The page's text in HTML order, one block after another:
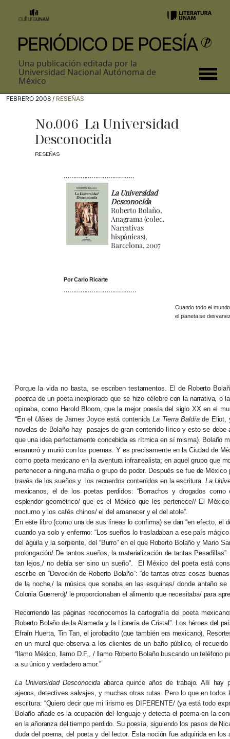
Una publicación editada por la
Universidad Nacional Autónoma de
México
FEBRERO 2008 / RESEÑAS
No.006_La Universidad
Desconocida
RESEÑAS
………………………………..
La Universidad
Desconocida
Roberto Bolaño,
Anagrama (colec.
Narrativas
hispánicas),
Barcelona, 2007
Por Carlo Ricarte
…………………………………
Cuando todo el
el planeta se
Porque la vida no basta, se escriben testamentos. El de Roberto
poeticade un poeta inexplorado que se hizo célebre con la narrativa, o
opinaba, como Harold Bloom, que la mejor poesía del siglo XX en el
“En el Ulises de James Joyce está contenidaLa Tierra Baldíade Eliot,
novelas de Bolaño hay pasajes de gran contenido lírico y esto se
que una idea perfectamente concebida es rítmica en sí misma). Bolaño
enamoró y murió con los poemas. Y es precisamente en la Ciudad de
como poeta mexicano en la aventura infrarrealista; en aquel grupo que
pertenecer a ninguna mafia o grupo de poder. Después se fue de
través de los sueños y los recuerdos contenidos en la escritura. La
mexicanos, el de los poetas perdidos: “Borrachos y drogados
esplendor geométrico/ que es el México que les pertenece// El
nocturno y los cafés chinos/ el del amanecer y el del atole”.
En este libro (como una de sus líneas lo confirma) se dan “en efecto, el
cuando ya solo y enfermo: “Los sueños lo trasladaban a ese país
del águila y la serpiente, del “Burro” en el que Roberto Bolaño y Mario
prolongación/ De tantos sueños, la materialización de tantas
tan lejos,/ no debía ser sino un sueño”. El México del poeta está
escribe en “Devoción de Roberto Bolaño”: “de tantas otras cosas
de la noche,/ la música que sonaba en las esquinas/ donde antaño
Colonia Guerrero)/ le proporcionaban el alimento que necesitaba/ para
Recorriendo las páginas reconocemos la cartografía del poeta
Roberto Bolaño de la Alameda y la Librería de Cristal”. Los héroes del
Efraín Huerta, Tin Tan, el jorobadito (que también era mexicano),
en un mural que observa a los clientes de un baño público, el
“llamo México, llamo D.F., / llamo Roberto Bolaño buscando un teléfono
a su único y verdadero amor.”
La Universidad Desconocida abarca quince años de trabajo. Allí hay
ajenos, detectives salvajes, y muchas otras rutas. Pero lo que en
escritura: “Quiero decir que mi lirismo es DIFERENTE/ (ya está todo
Bolaño añade es la ocupación del lenguaje y detecta el poema en la
en la añoranza del tiempo perdido. Su poesía, siguiendo los pasos de
duda del poema, del poeta y del lector. Esta noción fue adquirida en